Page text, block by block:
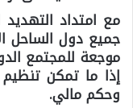
مع امتداد
جميع دول الساحل
موجعة للمجتمع
إذا ما تمكن
وحكم مالي.